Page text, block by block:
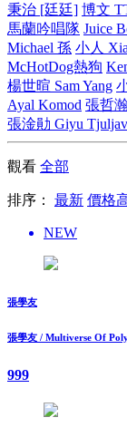
秉治 [廷廷] 博文
馬蘭吟唱隊 Juice
Michael 孫 小人
McHotDog熱狗
楊世暄 Sam Yang
Ayal Komod 張哲
張淦勛 Giyu
觀看 全部
排序： 最新 價格
NEW
張學友
張學友 / Multiverse Of
999